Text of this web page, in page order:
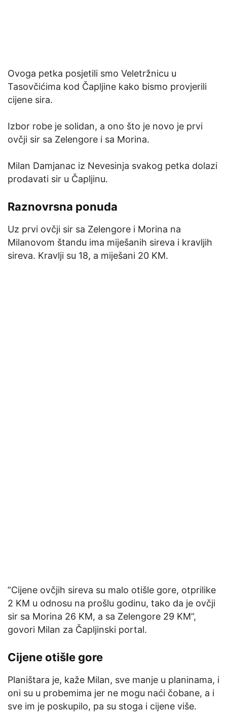
Ovoga petka posjetili smo Veletržnicu u
Tasovčićima kod Čapljine kako bismo provjerili
cijene sira.
Izbor robe je solidan, a ono što je novo je prvi
ovčji sir sa Zelengore i sa Morina.
Milan Damjanac iz Nevesinja svakog petka dolazi
prodavati sir u Čapljinu.
Raznovrsna ponuda
Uz prvi ovčji sir sa Zelengore i Morina na
Milanovom štandu ima miješanih sireva i kravljih
sireva. Kravlji su 18, a miješani 20 KM.
”Cijene ovčjih sireva su malo otišle gore, otprilike
2 KM u odnosu na prošlu godinu, tako da je ovčji
sir sa Morina 26 KM, a sa Zelengore 29 KM”,
govori Milan za Čapljinski portal.
Cijene otišle gore
Planištara je, kaže Milan, sve manje u planinama, i
oni su u probemima jer ne mogu naći čobane, a i
sve im je poskupilo, pa su stoga i cijene više.